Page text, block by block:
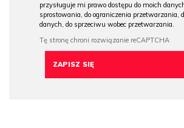
przysługuje mi prawo dostępu do moich
sprostowania, do ograniczenia przetwarzania,
danych, do sprzeciwu wobec przetwarzania.